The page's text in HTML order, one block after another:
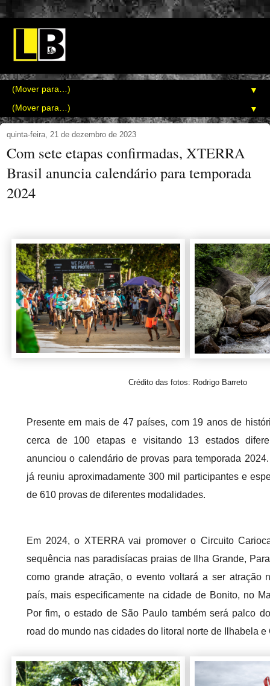
▼
▼
quinta-feira, 21 de dezembro de 2023
Com sete etapas confirmadas, XTERRA
Brasil anuncia calendário para temporada
2024
Crédito das fotos: Rodrigo Barreto
Presente em mais de 47 países, com 19 anos de
cerca de 100 etapas e visitando 13 estados
anunciou o calendário de provas para temporada
já reuniu aproximadamente 300 mil participantes e
de 610 provas de diferentes modalidades.
Em 2024, o XTERRA vai promover o Circuito
sequência nas paradisíacas praias de Ilha Grande,
como grande atração, o evento voltará a ser atração
país, mais especificamente na cidade de Bonito, no
Por fim, o estado de São Paulo também será palco
road do mundo nas cidades do litoral norte de Ilhabela e